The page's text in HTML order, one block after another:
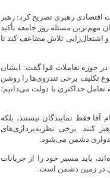
اقتصادی رهبری تصریح کرد: رهبر
مهم‌ترین مسئله روز جامعه تأکید
اشتغال‌زایی تلاش مضاعف کند تا
حوزه تعاملات قوا گفت: ایشان
تکلیف برخی تندروی‌ها را روشن
حداکثری با دولت می‌دانیم؛
فقط نمایندگان نیستند، بلکه
کنند. برخی نظریه‌پردازی‌های
دشمن می‌شود.
باید مسیر خود را از جریانات
در زمین دشمن است.